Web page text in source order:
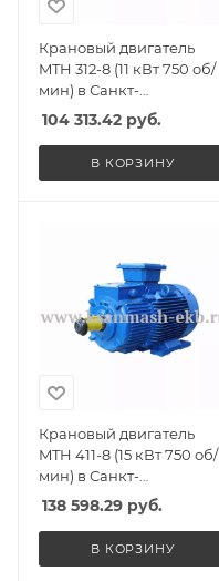
Крановый двигатель
MTH 312-8 (11 кВт 750 об/
мин) в Санкт-
Петербурге, Спб
104 313.42 руб.
В КОРЗИНУ
Крановый двигатель
MTH 411-8 (15 кВт 750 об/
мин) в Санкт-
Петербурге, Спб
138 598.29 руб.
В КОРЗИНУ